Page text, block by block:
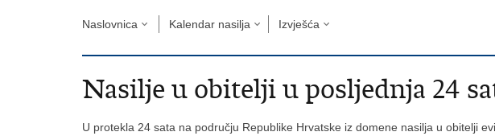
Naslovnica Kalendar nasilja Izvješća
Nasilje u obitelji u posljednja 24
U protekla 24 sata na području Republike Hrvatske iz domene nasilja u obitelji